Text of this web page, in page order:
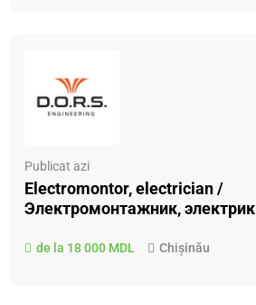
Publicat azi
Electromontor, electrician /
Электромонтажник, электрик
de la 18 000 MDL Chișinău